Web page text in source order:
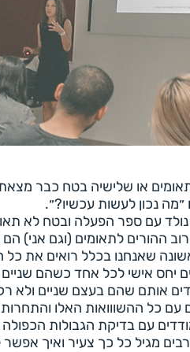
או שלישיה בטח כבר
״מה נכון לעשות עכשיו?״.
עם ספר הפעלה ובטח לא
ההורים לתאומים (וגם אני)
שאנחנו בכלל רואים את כל
יחס אישי לכל אחד כשהם
אותם שהם בעצם שניים ולא
עם כל ההשווואות האלו
עם בדיקת הגבולות הכפולה
מגיל כל כך צעיר ואיך